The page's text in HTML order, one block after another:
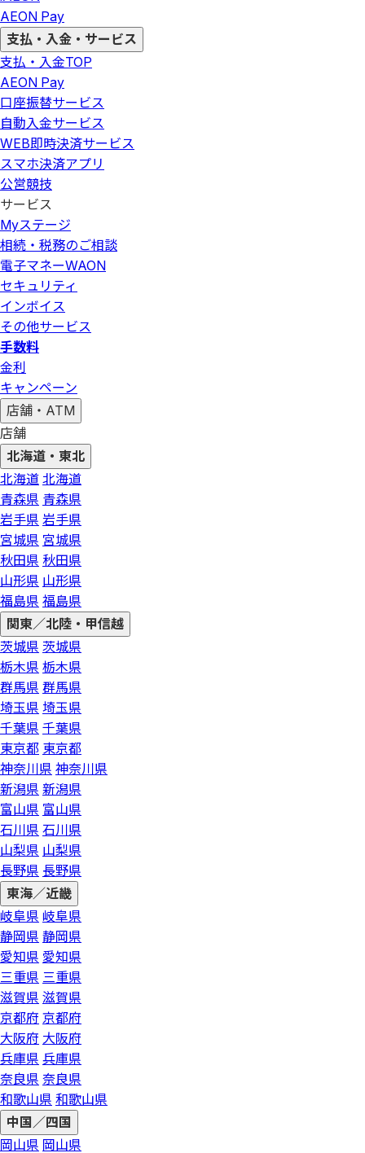
AEON Pay
支払・入金・サービス
支払・入金TOP
AEON Pay
口座振替サービス
自動入金サービス
WEB即時決済サービス
スマホ決済アプリ
公営競技
サービス
Myステージ
相続・税務のご相談
電子マネーWAON
セキュリティ
インボイス
その他サービス
手数料
金利
キャンペーン
店舗・ATM
店舗
北海道・東北
北海道 北海道
青森県 青森県
岩手県 岩手県
宮城県 宮城県
秋田県 秋田県
山形県 山形県
福島県 福島県
関東／北陸・甲信越
茨城県 茨城県
栃木県 栃木県
群馬県 群馬県
埼玉県 埼玉県
千葉県 千葉県
東京都 東京都
神奈川県 神奈川県
新潟県 新潟県
富山県 富山県
石川県 石川県
山梨県 山梨県
長野県 長野県
東海／近畿
岐阜県 岐阜県
静岡県 静岡県
愛知県 愛知県
三重県 三重県
滋賀県 滋賀県
京都府 京都府
大阪府 大阪府
兵庫県 兵庫県
奈良県 奈良県
和歌山県 和歌山県
中国／四国
岡山県 岡山県